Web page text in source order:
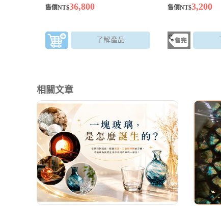
售價NT$36,800
了解產品
擋災避禍
售價NT$3,200
相關文章